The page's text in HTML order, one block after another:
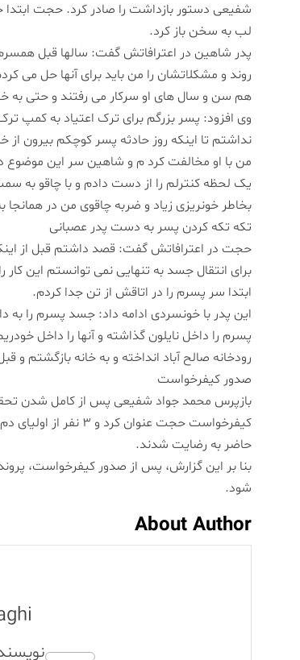
شفیعی دستور بازداشت را صادر کرد. حجت ابتدا
لب به سخن باز کرد.
پدر شاهین در اعترافاتش گفت: سالها قبل
روند و مشکلاتشان را من باید برای آنها حل
هم سن و سال های او سرکار می رفتند و حتی به
وی افزود: پسر بزرگم برای ترک اعتیاد به کمپ
نداشتم تا اینکه روز حادثه پسر کوچکم بیرون
من با او مخالفت کرد م و شاهین سر این موضوع
یک لحظه کنترلم را از دست دادم و با چاقو به
بخاطر خونریزی زیاد و ضربه چاقوی من در همانجا
تکه تکه کردن پسر به دست پدر عصبانی
حجت در اعترافاتش گفت: قصد داشتم قبل از اینکه
برای انتقال جسد به تنهایی نمی توانستم این کار
ابتدا سر پسرم را در اتاقش از تن جدا کردم.
این پدر با خونسردی ادامه داد: جسد پسرم را
پسرم را داخل نایلون گذاشته و آنها را داخل
رودخانه صالح آباد انداخته و به خانه بازگشتم و
صدور کیفرخواست
بازپرس محمد جواد شفیعی پس از کامل شدن
حاضر به رضایت شدند.
بنا بر این گزارش، پس از صدور کیفرخواست،
شود.
About Author